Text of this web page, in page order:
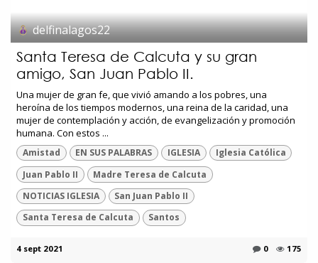
delfinalagos22
Santa Teresa de Calcuta y su gran
amigo, San Juan Pablo II.
Una mujer de gran fe, que vivió amando a los pobres, una
heroína de los tiempos modernos, una reina de la caridad, una
mujer de contemplación y acción, de evangelización y promoción
humana. Con estos ...
Amistad EN SUS PALABRAS IGLESIA
Iglesia Católica
Juan Pablo II
Madre Teresa de Calcuta
NOTICIAS IGLESIA
San Juan Pablo II
Santa Teresa de Calcuta
Santos
4 sept 2021 0 175